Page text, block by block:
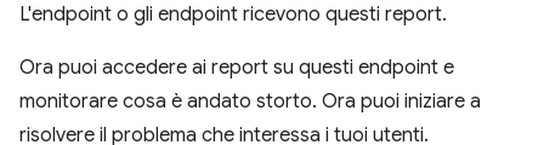
L'endpoint o gli endpoint ricevono questi report.
Ora puoi accedere ai report su questi endpoint e
monitorare cosa è andato storto. Ora puoi iniziare a
risolvere il problema che interessa i tuoi utenti.